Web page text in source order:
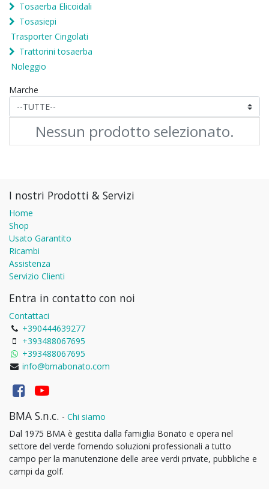
Tosaerba Elicoidali
Tosasiepi
Trasporter Cingolati
Trattorini tosaerba
Noleggio
Marche
Nessun prodotto selezionato.
I nostri Prodotti & Servizi
Home
Shop
Usato Garantito
Ricambi
Assistenza
Servizio Clienti
Entra in contatto con noi
Contattaci
+390444639277
+393488067695
+393488067695
info@bmabonato.com
BMA S.n.c. - Chi siamo
Dal 1975 BMA è gestita dalla famiglia Bonato e opera nel
settore del verde fornendo soluzioni professionali a tutto
campo per la manutenzione delle aree verdi private, pubbliche e
campi da golf.